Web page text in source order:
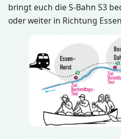
bringt euch die S-Bahn S3
oder weiter in Richtung